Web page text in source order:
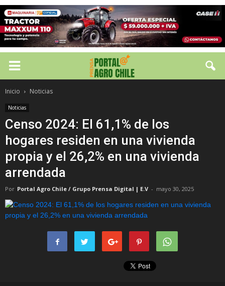
Inicio Noticias
Noticias
Censo 2024: El 61,1% de los
hogares residen en una vivienda
propia y el 26,2% en una vivienda
arrendada
Por Portal Agro Chile / Grupo Prensa Digital | E.V - mayo 30, 2025